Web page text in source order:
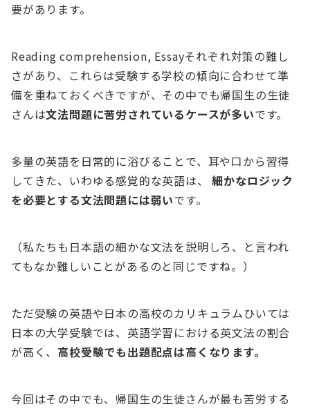
要があります。
Reading comprehension, Essayそれぞれ対策の難し
さがあり、これらは受験する学校の傾向に合わせて準
備を重ねておくべきですが、その中でも帰国生の生徒
さんは文法問題に苦労されているケースが多いです。
多量の英語を日常的に浴びることで、耳や口から習得
してきた、いわゆる感覚的な英語は、細かなロジック
を必要とする文法問題には弱いです。
（私たちも日本語の細かな文法を説明しろ、と言われ
てもなか難しいことがあるのと同じですね。）
ただ受験の英語や日本の高校のカリキュラムひいては
日本の大学受験では、英語学習における英文法の割合
が高く、 高校受験でも出題配点は高くなります。
今回はその中でも、帰国生の生徒さんが最も苦労する